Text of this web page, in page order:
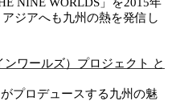
ジアへも九州の熱を発信し
ワールズ）プロジェクト と
プロデュースする九州の魅